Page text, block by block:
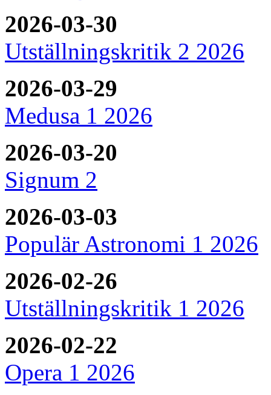
2026-03-30
Utställningskritik 2 2026
2026-03-29
Medusa 1 2026
2026-03-20
Signum 2
2026-03-03
Populär Astronomi 1 2026
2026-02-26
Utställningskritik 1 2026
2026-02-22
Opera 1 2026